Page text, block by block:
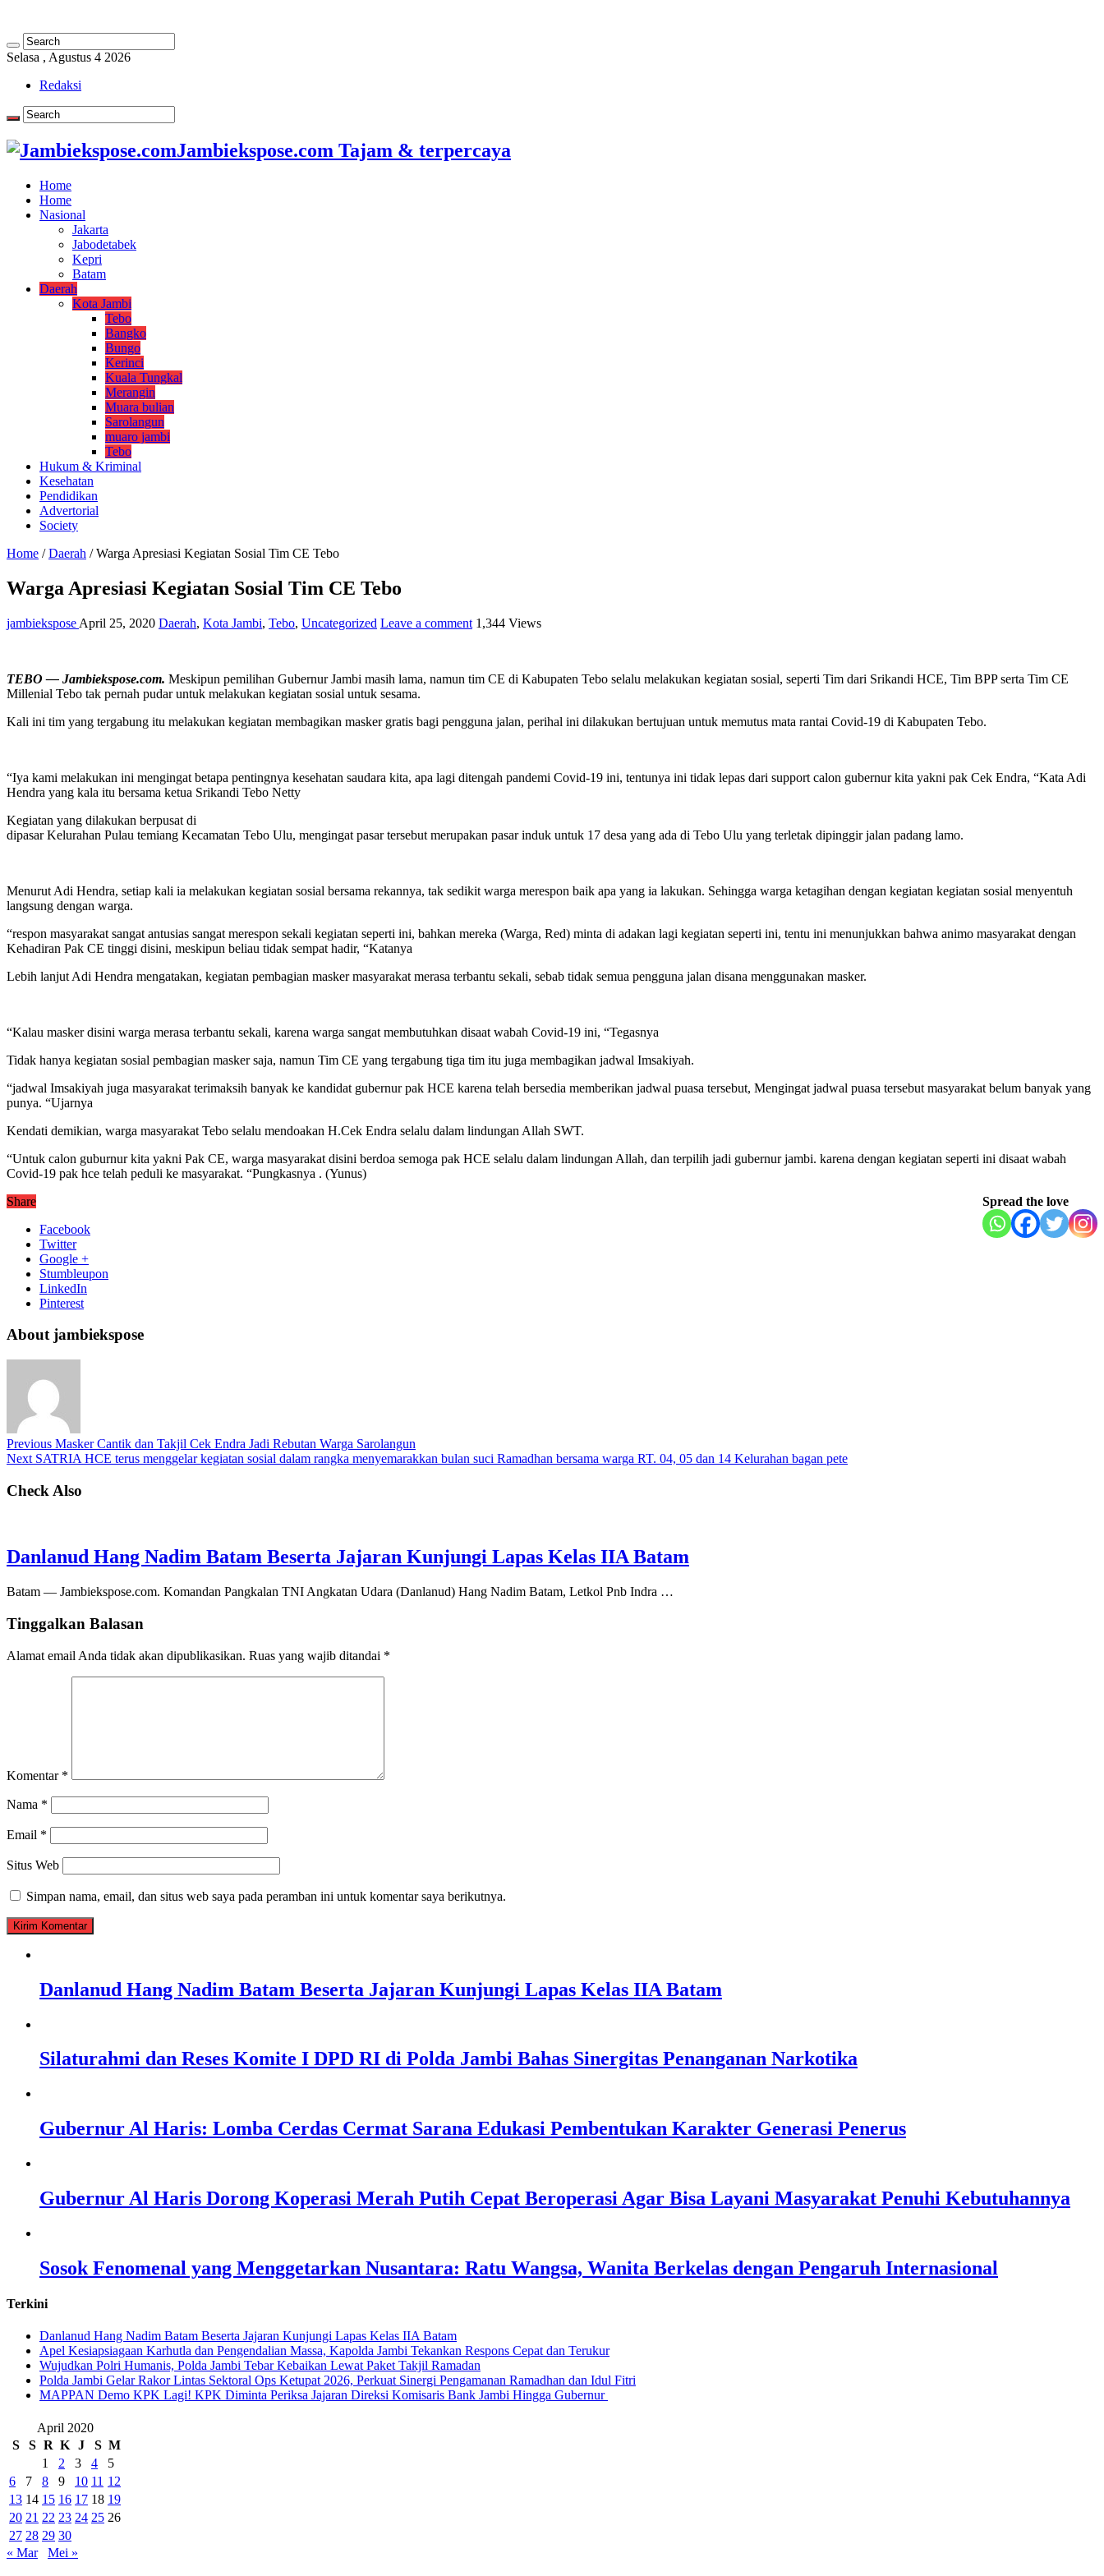
Selasa , Agustus 4 2026
Redaksi
Jambiekspose.com Tajam & terpercaya
Home
Home
Nasional
Jakarta
Jabodetabek
Kepri
Batam
Daerah
Kota Jambi
Tebo
Bangko
Bungo
Kerinci
Kuala Tungkal
Merangin
Muara bulian
Sarolangun
muaro jambi
Tebo
Hukum & Kriminal
Kesehatan
Pendidikan
Advertorial
Society
Home / Daerah / Warga Apresiasi Kegiatan Sosial Tim CE Tebo
Warga Apresiasi Kegiatan Sosial Tim CE Tebo
jambiekspose April 25, 2020 Daerah, Kota Jambi, Tebo, Uncategorized Leave a comment 1,344 Views
TEBO — Jambiekspose.com. Meskipun pemilihan Gubernur Jambi masih lama, namun tim CE di Kabupaten Tebo selalu melakukan kegiatan sosial, seperti Tim dari Srikandi HCE, Tim BPP serta Tim CE
Millenial Tebo tak pernah pudar untuk melakukan kegiatan sosial untuk sesama.
Kali ini tim yang tergabung itu melakukan kegiatan membagikan masker gratis bagi pengguna jalan, perihal ini dilakukan bertujuan untuk memutus mata rantai Covid-19 di Kabupaten Tebo.
“Iya kami melakukan ini mengingat betapa pentingnya kesehatan saudara kita, apa lagi ditengah pandemi Covid-19 ini, tentunya ini tidak lepas dari support calon gubernur kita yakni pak Cek Endra, “Kata Adi
Hendra yang kala itu bersama ketua Srikandi Tebo Netty
Kegiatan yang dilakukan berpusat di
dipasar Kelurahan Pulau temiang Kecamatan Tebo Ulu, mengingat pasar tersebut merupakan pasar induk untuk 17 desa yang ada di Tebo Ulu yang terletak dipinggir jalan padang lamo.
Menurut Adi Hendra, setiap kali ia melakukan kegiatan sosial bersama rekannya, tak sedikit warga merespon baik apa yang ia lakukan. Sehingga warga ketagihan dengan kegiatan kegiatan sosial menyentuh
langsung dengan warga.
“respon masyarakat sangat antusias sangat merespon sekali kegiatan seperti ini, bahkan mereka (Warga, Red) minta di adakan lagi kegiatan seperti ini, tentu ini menunjukkan bahwa animo masyarakat dengan
Kehadiran Pak CE tinggi disini, meskipun beliau tidak sempat hadir, “Katanya
Lebih lanjut Adi Hendra mengatakan, kegiatan pembagian masker masyarakat merasa terbantu sekali, sebab tidak semua pengguna jalan disana menggunakan masker.
“Kalau masker disini warga merasa terbantu sekali, karena warga sangat membutuhkan disaat wabah Covid-19 ini, “Tegasnya
Tidak hanya kegiatan sosial pembagian masker saja, namun Tim CE yang tergabung tiga tim itu juga membagikan jadwal Imsakiyah.
“jadwal Imsakiyah juga masyarakat terimaksih banyak ke kandidat gubernur pak HCE karena telah bersedia memberikan jadwal puasa tersebut, Mengingat jadwal puasa tersebut masyarakat belum banyak yang
punya. “Ujarnya
Kendati demikian, warga masyarakat Tebo selalu mendoakan H.Cek Endra selalu dalam lindungan Allah SWT.
“Untuk calon guburnur kita yakni Pak CE, warga masyarakat disini berdoa semoga pak HCE selalu dalam lindungan Allah, dan terpilih jadi gubernur jambi. karena dengan kegiatan seperti ini disaat wabah
Covid-19 pak hce telah peduli ke masyarakat. “Pungkasnya . (Yunus)
Spread the love
Share
Facebook
Twitter
Google +
Stumbleupon
LinkedIn
Pinterest
About jambiekspose
Previous Masker Cantik dan Takjil Cek Endra Jadi Rebutan Warga Sarolangun
Next SATRIA HCE terus menggelar kegiatan sosial dalam rangka menyemarakkan bulan suci Ramadhan bersama warga RT. 04, 05 dan 14 Kelurahan bagan pete
Check Also
Danlanud Hang Nadim Batam Beserta Jajaran Kunjungi Lapas Kelas IIA Batam
Batam — Jambiekspose.com. Komandan Pangkalan TNI Angkatan Udara (Danlanud) Hang Nadim Batam, Letkol Pnb Indra …
Tinggalkan Balasan
Alamat email Anda tidak akan dipublikasikan. Ruas yang wajib ditandai *
Komentar *
Nama *
Email *
Situs Web
Simpan nama, email, dan situs web saya pada peramban ini untuk komentar saya berikutnya.
Danlanud Hang Nadim Batam Beserta Jajaran Kunjungi Lapas Kelas IIA Batam
Silaturahmi dan Reses Komite I DPD RI di Polda Jambi Bahas Sinergitas Penanganan Narkotika
Gubernur Al Haris: Lomba Cerdas Cermat Sarana Edukasi Pembentukan Karakter Generasi Penerus
Gubernur Al Haris Dorong Koperasi Merah Putih Cepat Beroperasi Agar Bisa Layani Masyarakat Penuhi Kebutuhannya
Sosok Fenomenal yang Menggetarkan Nusantara: Ratu Wangsa, Wanita Berkelas dengan Pengaruh Internasional
Terkini
Danlanud Hang Nadim Batam Beserta Jajaran Kunjungi Lapas Kelas IIA Batam
Apel Kesiapsiagaan Karhutla dan Pengendalian Massa, Kapolda Jambi Tekankan Respons Cepat dan Terukur
Wujudkan Polri Humanis, Polda Jambi Tebar Kebaikan Lewat Paket Takjil Ramadan
Polda Jambi Gelar Rakor Lintas Sektoral Ops Ketupat 2026, Perkuat Sinergi Pengamanan Ramadhan dan Idul Fitri
‎MAPPAN Demo KPK Lagi! KPK Diminta Periksa Jajaran Direksi Komisaris Bank Jambi Hingga Gubernur ‎
April 2020
S
S R K J S M
1
2 3 4
5
6
7 8 9 10 11 12
13 14 15 16 17 18 19
20 21 22 23 24 25 26
27 28 29 30
« Mar
Mei »